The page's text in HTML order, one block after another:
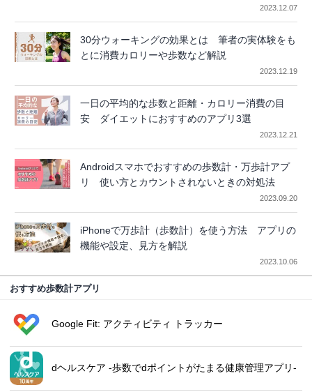
2023.12.07
30分ウォーキングの効果とは 筆者の実体験をも
とに消費カロリーや歩数など解説
2023.12.19
一日の平均的な歩数と距離・カロリー消費の目
安 ダイエットにおすすめのアプリ3選
2023.12.21
Androidスマホでおすすめの歩数計・万歩計アプ
リ 使い方とカウントされないときの対処法
2023.09.20
iPhoneで万歩計（歩数計）を使う方法 アプリの
機能や設定、見方を解説
2023.10.06
おすすめ歩数計アプリ
Google Fit: アクティビティ トラッカー
dヘルスケア -歩数でdポイントがたまる健康管理アプリ-